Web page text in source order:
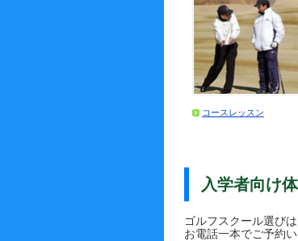
コースレッスン
入学者向け
ゴルフスクール選び
お電話一本でご予約